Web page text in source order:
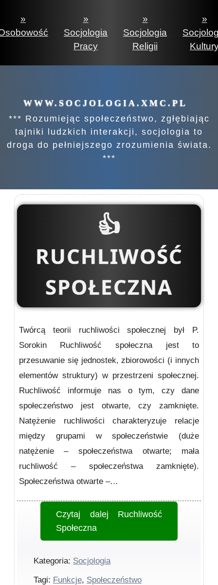
»
»
Socjologia
Pracy
»
Socjologia
Religii
»
WWW.SOCJOLOGIA.XMC.PL
*** Rozumiejąc społeczeństwo, zgłębiając
tajniki ludzkich interakcji, socjologia to
droga do pełniejszego zrozumienia świata.
***
👍
RUCHLIWOŚĆ
SPOŁECZNA
Twórcą teorii ruchliwości społecznej był P.
Sorokin Ruchliwość społeczna jest to
przesuwanie się jednostek, zbiorowości (i innych
elementów struktury) w przestrzeni społecznej.
Ruchliwość informuje nas o tym, czy dane
społeczeństwo jest otwarte, czy zamknięte.
Natężenie ruchliwości charakteryzuje relacje
między grupami w społeczeństwie (duże
natężenie – społeczeństwa otwarte; mała
ruchliwość – społeczeństwa zamknięte).
Społeczeństwa otwarte –…
Czytaj dalej Ruchliwość
Społeczna
Kategoria: Socjologia
Tagi: Funkcje, Społeczeństwo